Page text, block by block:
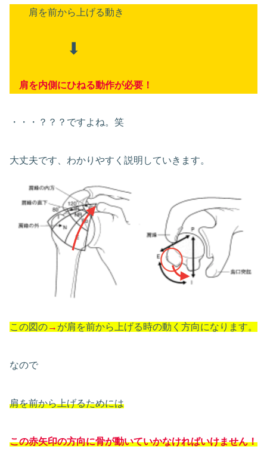
肩を前から上げる動き
⬇︎
肩を内側にひねる動作が必要 ！
・・・？？？ですよね。笑
大丈夫です、わかりやすく説明していきます。
この図の→ が肩を前から上げる時の動く方向になります。
なので
肩を前から上げるためには
この赤矢印の方向に骨が動いていかなければいけません！